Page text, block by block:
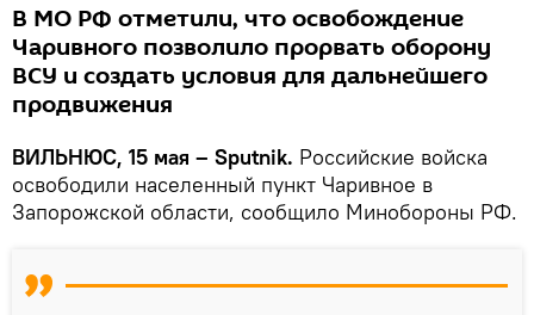
В МО РФ отметили, что освобождение
Чаривного позволило прорвать оборону
ВСУ и создать условия для дальнейшего
продвижения
ВИЛЬНЮС, 15 мая – Sputnik. Российские войска
освободили населенный пункт Чаривное в
Запорожской области, сообщило Минобороны РФ.